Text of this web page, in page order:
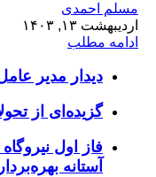
مسلم احمدی
اردیبهشت ۱۳, ۱۴۰۳
ادامه مطلب
دیدار مدیر عامل
گزیده‌ای از
فاز اول نیروگاه
آستانه بهره‌برداری